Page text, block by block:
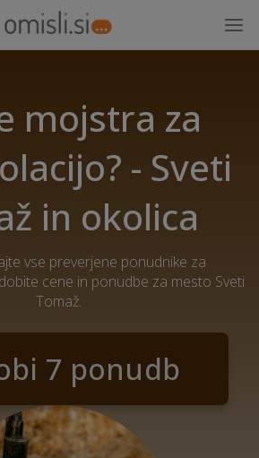
mojstra za
- Sveti
in okolica
vse preverjene ponudnike za
cene in ponudbe za mesto Sveti
Tomaž.
7 ponudb